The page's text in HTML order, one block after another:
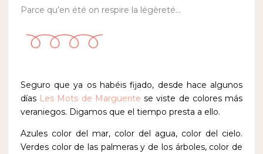
Parce qu’en été on respire la légèreté…
Seguro que ya os habéis fijado, desde hace algunos
días Les Mots de Marguerite se viste de colores más
veraniegos. Digamos que el tiempo presta a ello.
Azules color del mar, color del agua, color del cielo.
Verdes color de las palmeras y de los árboles, color de